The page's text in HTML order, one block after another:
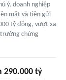
ý, doanh nghiệp
mặt và tiền gửi
tỷ đồng, vượt xa
chứng
290.000 tỷ